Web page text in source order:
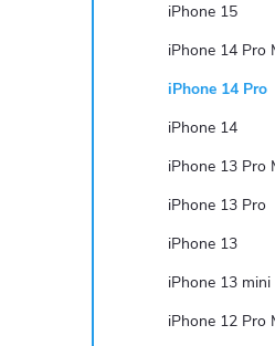
iPhone 15
iPhone 14 Pro
iPhone 14 Pro
iPhone 14
iPhone 13 Pro
iPhone 13 Pro
iPhone 13
iPhone 13 mini
iPhone 12 Pro